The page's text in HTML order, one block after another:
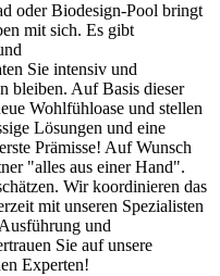
oder Biodesign-Pool bringt
mit sich. Es gibt
Sie intensiv und
bleiben. Auf Basis dieser
Wohlfühloase und stellen
Lösungen und eine
Prämisse! Auf Wunsch
"alles aus einer Hand".
Wir koordinieren das
mit unseren Spezialisten
und
Sie auf unsere
Experten!